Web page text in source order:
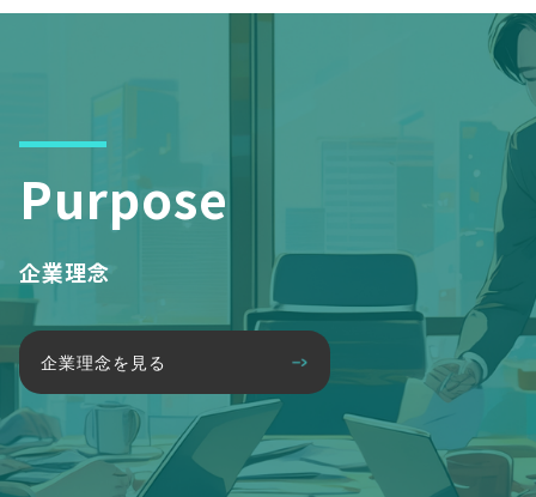
Purpose
企業理念
企業理念を見る